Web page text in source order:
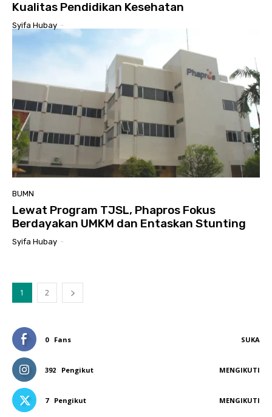
Kualitas Pendidikan Kesehatan
Syifa Hubay -
BUMN
Lewat Program TJSL, Phapros Fokus
Berdayakan UMKM dan Entaskan Stunting
Syifa Hubay -
1 2
0 Fans SUKA
392 Pengikut MENGIKUTI
7 Pengikut MENGIKUTI